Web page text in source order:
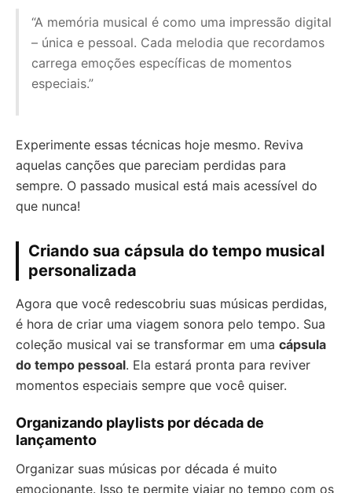
“A memória musical é como uma impressão digital
– única e pessoal. Cada melodia que recordamos
carrega emoções específicas de momentos
especiais.”
Experimente essas técnicas hoje mesmo. Reviva
aquelas canções que pareciam perdidas para
sempre. O passado musical está mais acessível do
que nunca!
Criando sua cápsula do tempo musical
personalizada
Agora que você redescobriu suas músicas perdidas,
é hora de criar uma viagem sonora pelo tempo. Sua
coleção musical vai se transformar em uma cápsula
do tempo pessoal. Ela estará pronta para reviver
momentos especiais sempre que você quiser.
Organizando playlists por década de
lançamento
Organizar suas músicas por década é muito
emocionante. Isso te permite viajar no tempo com os